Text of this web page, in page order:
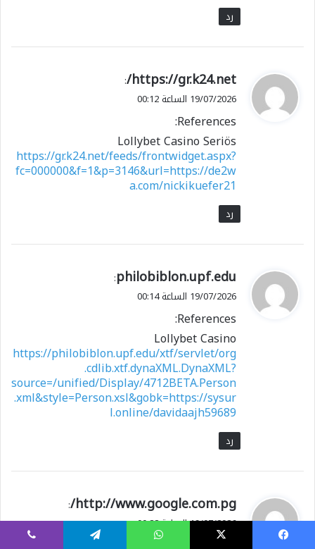
رد
ي
ق
ل
https://gr.k24.net/
:
19/07/2026 الساعة 00:12
References:
Lollybet Casino Seriös
https://gr.k24.net/feeds/frontwidget.aspx?
fc=000000&f=1&p=3146&url=https://de2w
a.com/nickikuefer21
رد
ي
ق
ل
philobiblon.upf.edu
:
19/07/2026 الساعة 00:14
References:
Lollybet Casino
https://philobiblon.upf.edu/xtf/servlet/org
.cdlib.xtf.dynaXML.DynaXML?
source=/unified/Display/4712BETA.Person
.xml&style=Person.xsl&gobk=https://sysur
l.online/davidaajh59689
رد
ي
ق
http://www.google.com.pg/
:
19/07/2026 الساعة 00:22